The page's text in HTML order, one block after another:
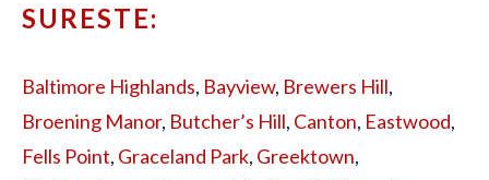
SURESTE:
Baltimore Highlands, Bayview, Brewers Hill,
Broening Manor, Butcher’s Hill, Canton, Eastwood,
Fells Point, Graceland Park, Greektown,